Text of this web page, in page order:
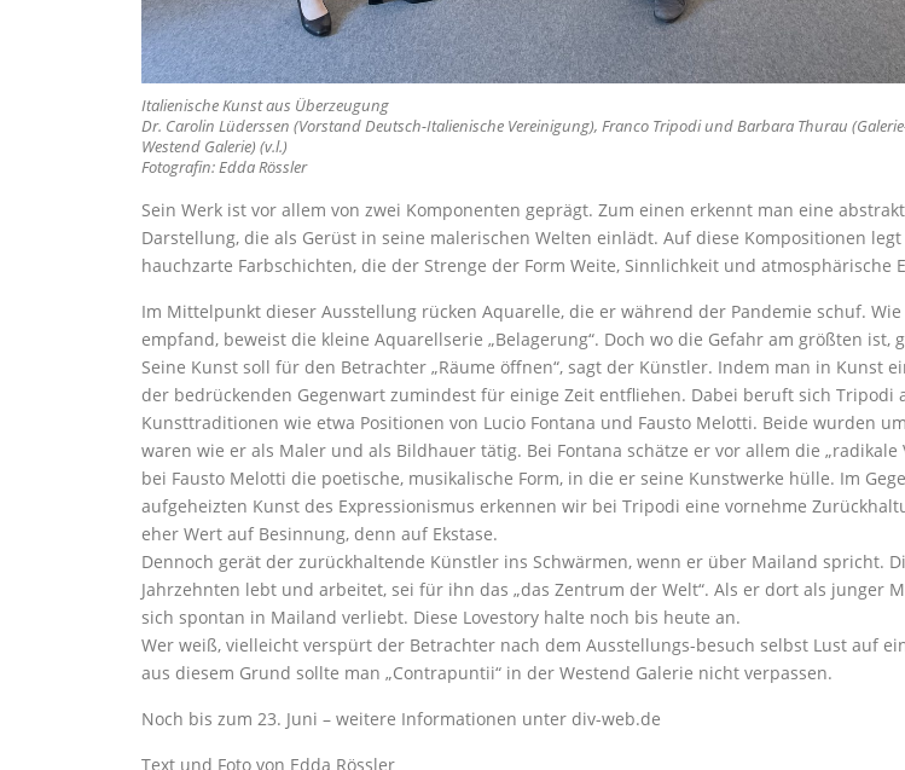
Italienische Kunst aus Überzeugung
Dr. Carolin Lüderssen (Vorstand Deutsch-Italienische Vereinigung), Franco Tripodi und Barbara Thurau
Westend Galerie) (v.l.)
Fotografin: Edda Rössler
Sein Werk ist vor allem von zwei Komponenten geprägt. Zum einen erkennt man eine
Darstellung, die als Gerüst in seine malerischen Welten einlädt. Auf diese Kompositionen
hauchzarte Farbschichten, die der Strenge der Form Weite, Sinnlichkeit und atmosphärische
Im Mittelpunkt dieser Ausstellung rücken Aquarelle, die er während der Pandemie schuf.
empfand, beweist die kleine Aquarellserie „Belagerung“. Doch wo die Gefahr am größten ist,
Seine Kunst soll für den Betrachter „Räume öffnen“, sagt der Künstler. Indem man in Kunst
der bedrückenden Gegenwart zumindest für einige Zeit entfliehen. Dabei beruft sich Tripodi
Kunsttraditionen wie etwa Positionen von Lucio Fontana und Fausto Melotti. Beide wurden
waren wie er als Maler und als Bildhauer tätig. Bei Fontana schätze er vor allem die „radikale
bei Fausto Melotti die poetische, musikalische Form, in die er seine Kunstwerke hülle. Im
aufgeheizten Kunst des Expressionismus erkennen wir bei Tripodi eine vornehme
eher Wert auf Besinnung, denn auf Ekstase.
Dennoch gerät der zurückhaltende Künstler ins Schwärmen, wenn er über Mailand spricht.
Jahrzehnten lebt und arbeitet, sei für ihn das „das Zentrum der Welt“. Als er dort als junger
sich spontan in Mailand verliebt. Diese Lovestory halte noch bis heute an.
Wer weiß, vielleicht verspürt der Betrachter nach dem Ausstellungs-besuch selbst Lust auf
aus diesem Grund sollte man „Contrapuntii“ in der Westend Galerie nicht verpassen.
Noch bis zum 23. Juni – weitere Informationen unter div-web.de
Text und Foto von Edda Rössler